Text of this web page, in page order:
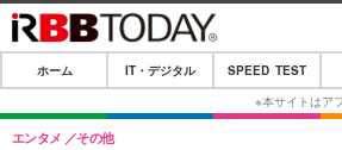
ホーム
IT・デジタル
ホーム IT・デジタル SPEED TEST
エンタメ その他